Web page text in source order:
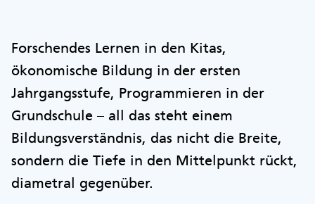
Forschendes Lernen in den Kitas,
ökonomische Bildung in der ersten
Jahrgangsstufe, Programmieren in der
Grundschule – all das steht einem
Bildungsverständnis, das nicht die Breite,
sondern die Tiefe in den Mittelpunkt rückt,
diametral gegenüber.